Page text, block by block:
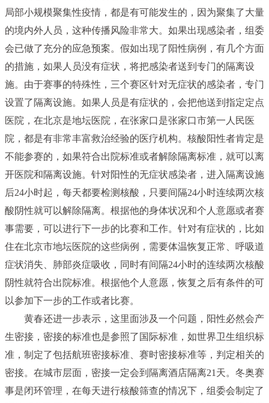
局部小规模聚集性疫情，都是有可能发生的，因为聚集了大量
的境内外人员，这种传播风险非常大。如果出现感染者，组委
会已做了充分的应急预案。假如出现了阳性病例，有几个方面
的措施，如果人员没有症状，将把感染者送到专门的隔离设
施。由于赛事的特殊性，三个赛区针对无症状的感染者，专门
设置了隔离设施。如果人员是有症状的，会把他送到指定定点
医院，在北京是地坛医院，在张家口是张家口市第一人民医
院，都是有非常丰富救治经验的医疗机构。核酸阳性者肯定是
不能参赛的，如果符合出院标准或者解除隔离标准，就可以离
开医院和隔离设施。针对阳性的无症状感染者，进入隔离设施
后24小时起，每天都要检测核酸，只要间隔24小时连续两次核
酸阴性就可以解除隔离。根据他的身体状况和个人意愿或者赛
事需要，可以进行下一步的比赛和工作。针对有症状的，比如
住在北京市地坛医院的这些病例，需要体温恢复正常、呼吸道
症状消失、肺部炎症吸收，同时有间隔24小时的连续两次核酸
阴性就符合出院标准。根据他个人意愿，恢复之后有条件的可
以参加下一步的工作或者比赛。
黄春还进一步表示，这里面涉及一个问题，阳性必然会产
生密接，密接的标准也是参照了国际标准，如世界卫生组织标
准，制定了包括航班密接标准、赛时密接标准等，判定相关的
密接。在城市层面，密接一定会到隔离酒店隔离21天。冬奥赛
事是闭环管理，在每天进行核酸筛查的情况下，组委会制定了